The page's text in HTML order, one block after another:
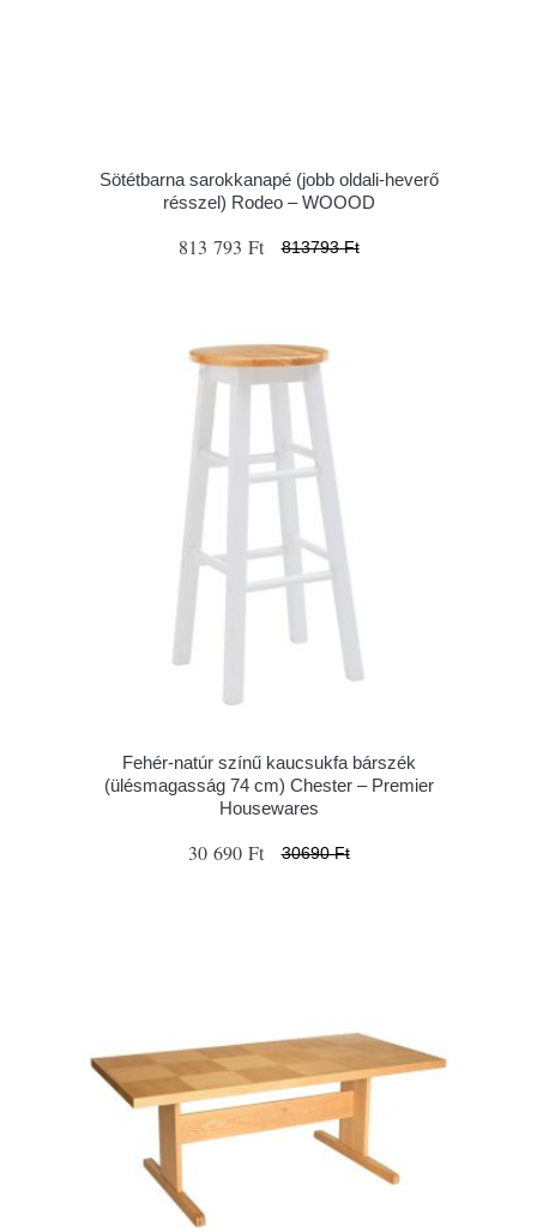
Sötétbarna sarokkanapé (jobb oldali-heverő
résszel) Rodeo – WOOOD
813 793 Ft 813793 Ft
Fehér-natúr színű kaucsukfa bárszék
(ülésmagasság 74 cm) Chester – Premier
Housewares
30 690 Ft 30690 Ft